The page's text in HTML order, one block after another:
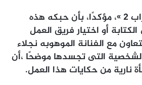
وفى سياق متصل أشاد إيهاب عمرو ، مخرج حكاية «الغراب 2 »، مؤكدًا، بأن حبكه هذه
أو اختيار فريق العمل
مع الفنانة الموهوبه نجلاء
التى تجسدها موضحًا ،أن
نارية من حكايات هذا العمل.